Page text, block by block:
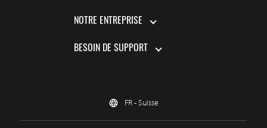
NOTRE ENTREPRISE
BESOIN DE SUPPORT
FR - Suisse